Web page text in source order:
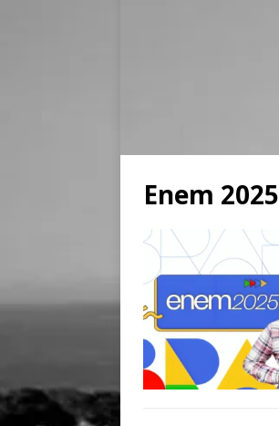
Enem 2025